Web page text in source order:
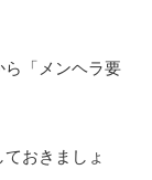
ら「メンヘラ要
おきましょ